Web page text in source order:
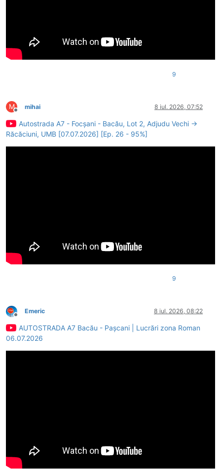
9
M
Deconectat
mihai 8 iul. 2026, 07:52
Autostrada A7 - Focșani - Bacău, Lot 2, Adjudu Vechi →
Răcăciuni, UMB [07.07.2026] [Ep. 26 - 95%]
9
Deconectat
Emeric 8 iul. 2026, 08:22
AUTOSTRADA A7 Bacău - Pașcani | Lucrări zona Roman
06.07.2026